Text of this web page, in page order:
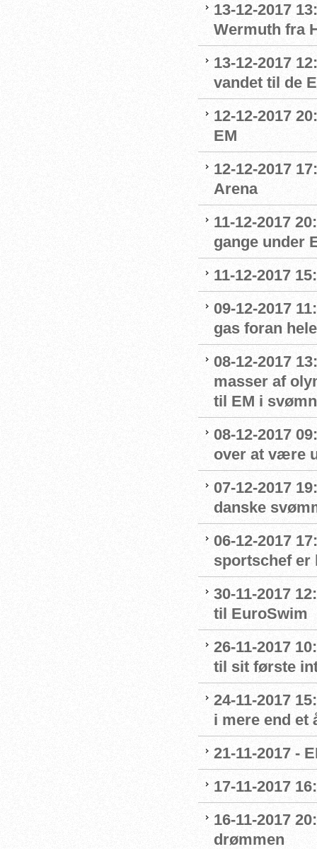
13-12-2017
Wermuth fra
13-12-2017
vandet til de
12-12-2017
EM
12-12-2017
Arena
11-12-2017
gange under
11-12-2017
09-12-2017
gas foran
08-12-2017
masser af
til EM i
08-12-2017
over at være
07-12-2017
danske
06-12-2017
sportschef er
30-11-2017
til EuroSwim
26-11-2017
til sit første
24-11-2017
i mere end et
21-11-2017 -
17-11-2017
16-11-2017
drømmen